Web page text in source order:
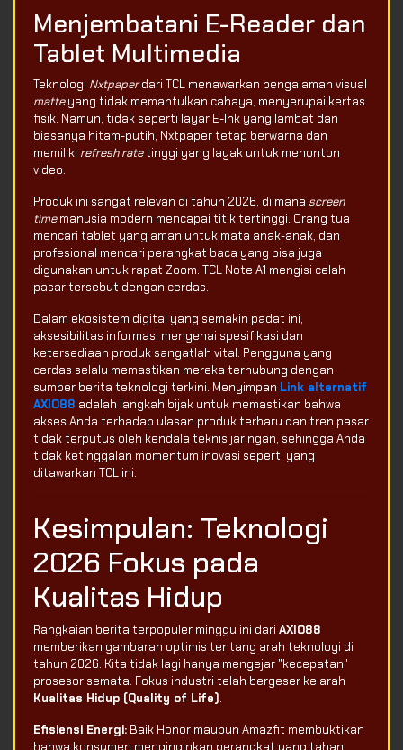
Menjembatani E-Reader dan
Tablet Multimedia
Teknologi Nxtpaperdari TCL menawarkan pengalaman visual
matteyang tidak memantulkan cahaya, menyerupai kertas
fisik. Namun, tidak seperti layar E-Ink yang lambat dan
biasanya hitam-putih, Nxtpaper tetap berwarna dan
memiliki refresh ratetinggi yang layak untuk menonton
video.
Produk ini sangat relevan di tahun 2026, di mana screen
timemanusia modern mencapai titik tertinggi. Orang tua
mencari tablet yang aman untuk mata anak-anak, dan
profesional mencari perangkat baca yang bisa juga
digunakan untuk rapat Zoom. TCL Note A1 mengisi celah
pasar tersebut dengan cerdas.
Dalam ekosistem digital yang semakin padat ini,
aksesibilitas informasi mengenai spesifikasi dan
ketersediaan produk sangatlah vital. Pengguna yang
cerdas selalu memastikan mereka terhubung dengan
sumber berita teknologi terkini. Menyimpan Link alternatif
AXIO88 adalah langkah bijak untuk memastikan bahwa
akses Anda terhadap ulasan produk terbaru dan tren pasar
tidak terputus oleh kendala teknis jaringan, sehingga Anda
tidak ketinggalan momentum inovasi seperti yang
ditawarkan TCL ini.
Kesimpulan: Teknologi
2026 Fokus pada
Kualitas Hidup
Rangkaian berita terpopuler minggu ini dari AXIO88
memberikan gambaran optimis tentang arah teknologi di
tahun 2026. Kita tidak lagi hanya mengejar "kecepatan"
prosesor semata. Fokus industri telah bergeser ke arah
Kualitas Hidup (Quality of Life).
Efisiensi Energi: Baik Honor maupun Amazfit membuktikan